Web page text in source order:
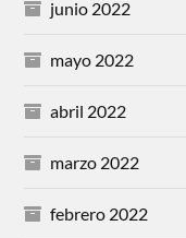
junio 2022
mayo 2022
abril 2022
marzo 2022
febrero 2022